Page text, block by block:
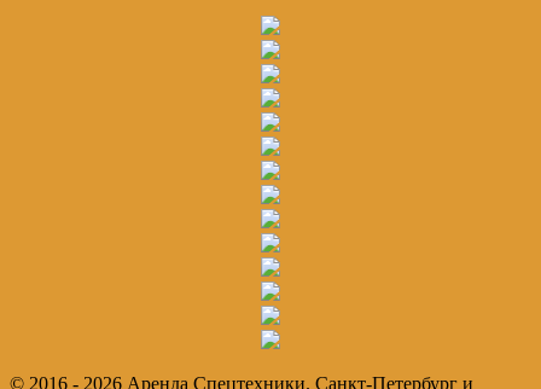
© 2016 - 2026 Аренда Спецтехники. Санкт-Петербург и